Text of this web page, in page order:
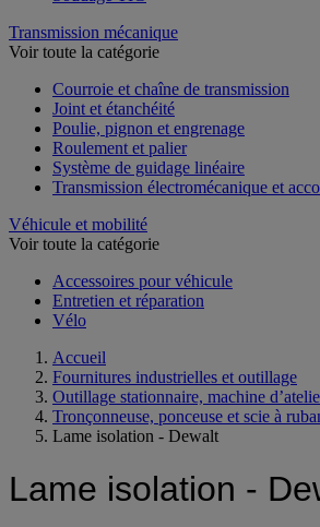
Transmission mécanique
Voir toute la catégorie
Courroie et chaîne de transmission
Joint et étanchéité
Poulie, pignon et engrenage
Roulement et palier
Système de guidage linéaire
Transmission électromécanique et
Véhicule et mobilité
Voir toute la catégorie
Accessoires pour véhicule
Entretien et réparation
Vélo
Accueil
Fournitures industrielles et outillage
Outillage stationnaire, machine
Tronçonneuse, ponceuse et scie à
Lame isolation - Dewalt
Lame isolation -